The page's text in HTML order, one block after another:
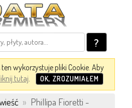
?
wykorzystuje pliki Cookie. Aby
tutaj. OK, ZROZUMIAŁEM
» Phillipa Fioretti -